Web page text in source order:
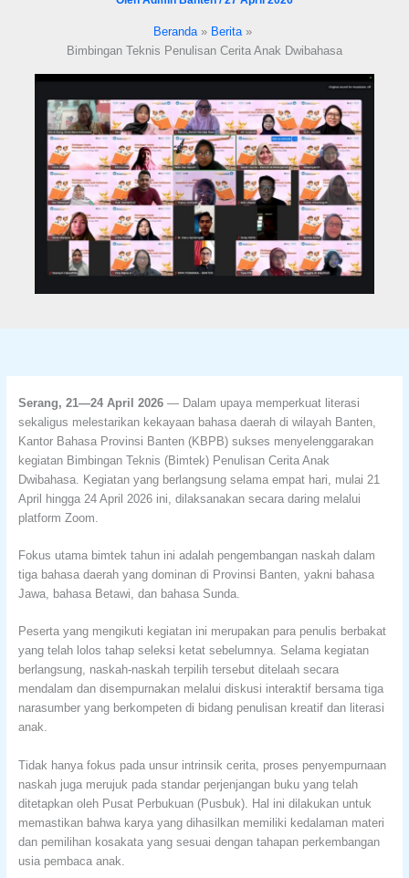
Beranda
Berita
Bimbingan Teknis Penulisan Cerita Anak Dwibahasa
Serang, 21—24 April 2026— Dalam upaya memperkuat literasi
sekaligus melestarikan kekayaan bahasa daerah di wilayah Banten,
Kantor Bahasa Provinsi Banten (KBPB) sukses menyelenggarakan
kegiatan Bimbingan Teknis (Bimtek) Penulisan Cerita Anak
Dwibahasa. Kegiatan yang berlangsung selama empat hari, mulai 21
April hingga 24 April 2026 ini, dilaksanakan secara daring melalui
platform Zoom.
Fokus utama bimtek tahun ini adalah pengembangan naskah dalam
tiga bahasa daerah yang dominan di Provinsi Banten, yakni bahasa
Jawa, bahasa Betawi, dan bahasa Sunda.
Peserta yang mengikuti kegiatan ini merupakan para penulis berbakat
yang telah lolos tahap seleksi ketat sebelumnya. Selama kegiatan
berlangsung, naskah-naskah terpilih tersebut ditelaah secara
mendalam dan disempurnakan melalui diskusi interaktif bersama tiga
narasumber yang berkompeten di bidang penulisan kreatif dan literasi
anak.
Tidak hanya fokus pada unsur intrinsik cerita, proses penyempurnaan
naskah juga merujuk pada standar perjenjangan buku yang telah
ditetapkan oleh Pusat Perbukuan (Pusbuk). Hal ini dilakukan untuk
memastikan bahwa karya yang dihasilkan memiliki kedalaman materi
dan pemilihan kosakata yang sesuai dengan tahapan perkembangan
usia pembaca anak.
Mark links